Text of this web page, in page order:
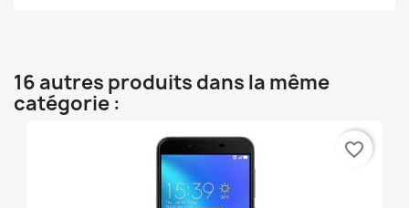
16 autres produits dans la même
catégorie :
favorite_border